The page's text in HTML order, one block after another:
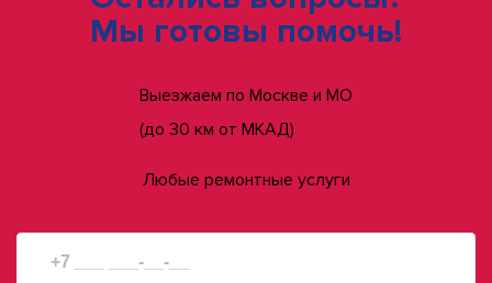
Мы готовы помочь!
Выезжаем по Москве и МО
(до 30 км от МКАД)
Любые ремонтные услуги